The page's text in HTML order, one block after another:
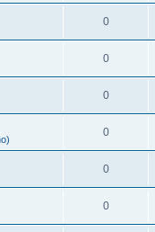
0
0
0
0
0
0